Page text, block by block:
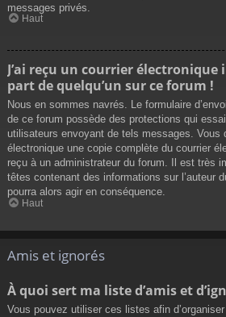
messages privés.
Haut
J’ai reçu un courrier électronique
part de quelqu’un sur ce forum !
Nous en sommes navrés. Le formulaire
de ce forum possède des protections qui
utilisateurs envoyant de tels messages. Vous
électronique une copie complète du courrier
reçu à un administrateur du forum. Il est très
têtes contenant des informations sur l’auteur
pourra alors agir en conséquence.
Haut
Amis et ignorés
À quoi sert ma liste d’amis et
Vous pouvez utiliser ces listes afin